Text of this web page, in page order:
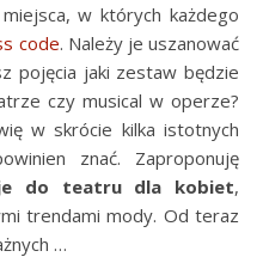
w których każdego
code. Należy je uszanować
pojęcia jaki zestaw będzie
czy musical w operze?
w skrócie kilka istotnych
znać. Zaproponuję
do teatru dla kobiet,
trendami mody. Od teraz
…